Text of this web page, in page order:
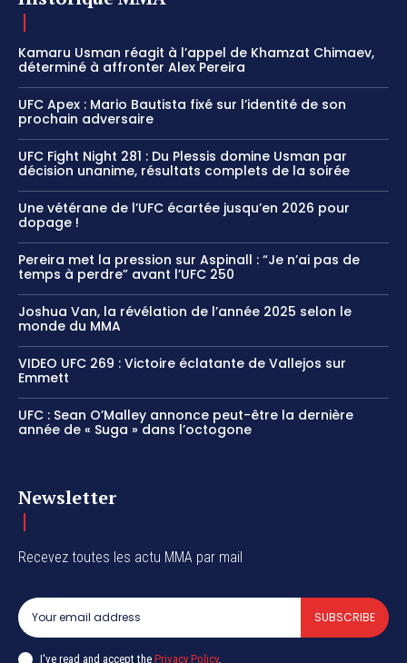
Kamaru Usman réagit à l’appel de Khamzat Chimaev,
déterminé à affronter Alex Pereira
UFC Apex : Mario Bautista fixé sur l’identité de son
prochain adversaire
UFC Fight Night 281 : Du Plessis domine Usman par
décision unanime, résultats complets de la soirée
Une vétérane de l’UFC écartée jusqu’en 2026 pour
dopage !
Pereira met la pression sur Aspinall : “Je n’ai pas de
temps à perdre” avant l’UFC 250
Joshua Van, la révélation de l’année 2025 selon le
monde du MMA
VIDEO UFC 269 : Victoire éclatante de Vallejos sur
Emmett
UFC : Sean O’Malley annonce peut-être la dernière
année de « Suga » dans l’octogone
Newsletter
Recevez toutes les actu MMA par mail
SUBSCRIBE
I've read and accept the Privacy Policy.